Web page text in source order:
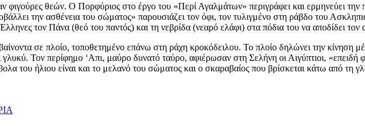
φιγούρες θεών. Ο Πορφύριος στο έργο του «Περί Αγαλμάτων» περιγράφει και ερμηνεύει
την ασθένεια του σώματος» παρουσιάζει τον όφι, τον τυλιγμένο στη ράβδο του
τον Πάνα (θεό του παντός) και τη νεβρίδα (νεαρό ελάφι) στα πόδια του να αποδίδει
σε πλοίο, τοποθετημένο επάνω στη ράχη κροκόδειλου. Το πλοίο δηλώνει την κίνηση
γλυκύ. Τον περίφημο ‘Απι, μαύρο δυνατό ταύρο, αφιέρωσαν στη Σελήνη οι Αιγύπτιοι, «επειδή
του ήλιου είναι και το μελανό του σώματος και ο σκαραβαίος που βρίσκεται κάτω από